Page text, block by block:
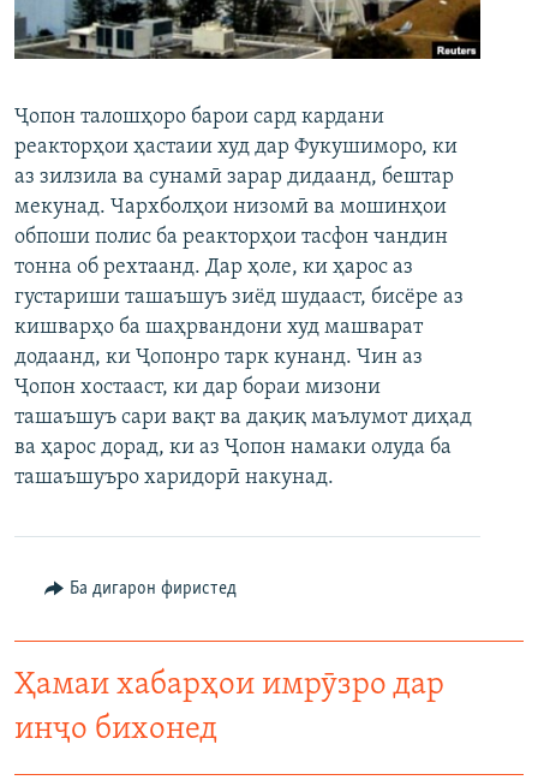
ГУЗОРИШҲОИ РАДИОӢ
Русский
ПАЙГИРӢ КУНЕД
Ҳамаи сомонаҳои RFE/RL
Ҷопон талошҳоро барои сард кардани
реакторҳои ҳастаии худ дар Фукушиморо, ки
аз зилзила ва сунамӣ зарар дидаанд, бештар
мекунад. Чархболҳои низомӣ ва мошинҳои
обпоши полис ба реакторҳои тасфон чандин
тонна об рехтаанд. Дар ҳоле, ки ҳарос аз
густариши ташаъшуъ зиёд шудааст, бисёре аз
кишварҳо ба шаҳрвандони худ машварат
додаанд, ки Ҷопонро тарк кунанд. Чин аз
Ҷопон хостааст, ки дар бораи мизони
ташаъшуъ сари вақт ва дақиқ маълумот диҳад
ва ҳарос дорад, ки аз Ҷопон намаки олуда ба
ташаъшуъро харидорӣ накунад.
Ба дигарон фиристед
Ҳамаи хабарҳои имрӯзро дар
инҷо бихонед